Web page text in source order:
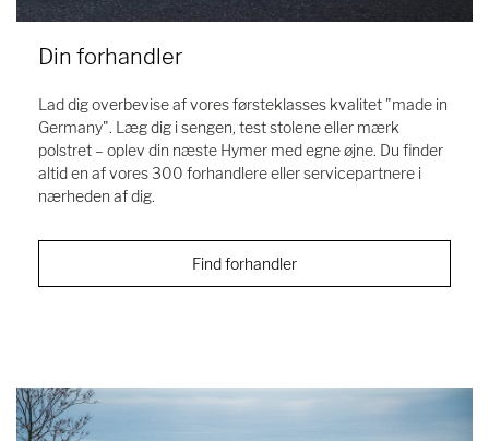
Din forhandler
Lad dig overbevise af vores førsteklasses kvalitet "made in
Germany". Læg dig i sengen, test stolene eller mærk
polstret – oplev din næste Hymer med egne øjne. Du finder
altid en af vores 300 forhandlere eller servicepartnere i
nærheden af dig.
Find forhandler